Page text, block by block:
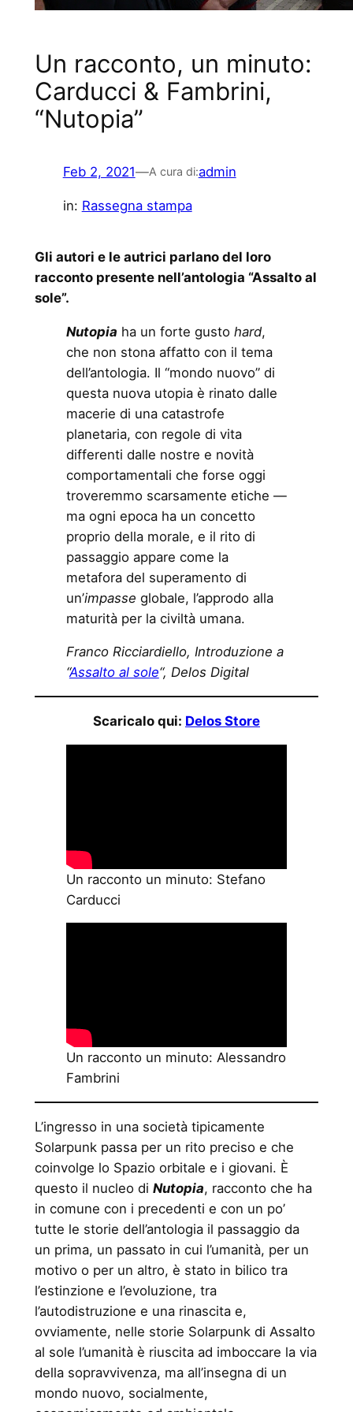
Un racconto, un minuto:
Carducci & Fambrini,
“Nutopia”
Feb 2, 2021—A cura di:admin
in: Rassegna stampa
Gli autori e le autrici parlano del loro
racconto presente nell’antologia “Assalto al
sole”.
Nutopia ha un forte gusto hard,
che non stona affatto con il tema
dell’antologia. Il “mondo nuovo” di
questa nuova utopia è rinato dalle
macerie di una catastrofe
planetaria, con regole di vita
differenti dalle nostre e novità
comportamentali che forse oggi
troveremmo scarsamente etiche —
ma ogni epoca ha un concetto
proprio della morale, e il rito di
passaggio appare come la
metafora del superamento di
un’impasse globale, l’approdo alla
maturità per la civiltà umana.
Franco Ricciardiello, Introduzione a
“Assalto al sole“, Delos Digital
Scaricalo qui: Delos Store
Un racconto un minuto: Stefano
Carducci
Un racconto un minuto: Alessandro
Fambrini
L’ingresso in una società tipicamente
Solarpunk passa per un rito preciso e che
coinvolge lo Spazio orbitale e i giovani. È
questo il nucleo di Nutopia, racconto che ha
in comune con i precedenti e con un po’
tutte le storie dell’antologia il passaggio da
un prima, un passato in cui l’umanità, per un
motivo o per un altro, è stato in bilico tra
l’estinzione e l’evoluzione, tra
l’autodistruzione e una rinascita e,
ovviamente, nelle storie Solarpunk di Assalto
al sole l’umanità è riuscita ad imboccare la via
della sopravvivenza, ma all’insegna di un
mondo nuovo, socialmente,